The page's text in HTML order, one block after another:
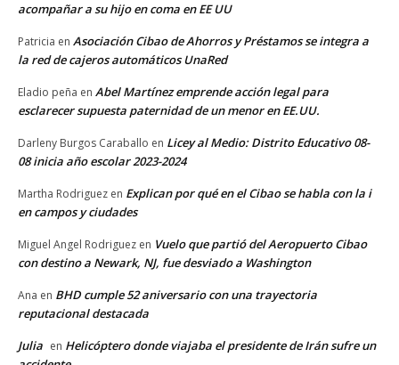
acompañar a su hijo en coma en EE UU
Patricia en Asociación Cibao de Ahorros y Préstamos se integra a
la red de cajeros automáticos UnaRed
Eladio peña en Abel Martínez emprende acción legal para
esclarecer supuesta paternidad de un menor en EE.UU.
Darleny Burgos Caraballo en Licey al Medio: Distrito Educativo 08-
08 inicia año escolar 2023-2024
Martha Rodriguez en Explican por qué en el Cibao se habla con la i
en campos y ciudades
Miguel Angel Rodriguez en Vuelo que partió del Aeropuerto Cibao
con destino a Newark, NJ, fue desviado a Washington
Ana en BHD cumple 52 aniversario con una trayectoria
reputacional destacada
Julia en Helicóptero donde viajaba el presidente de Irán sufre un